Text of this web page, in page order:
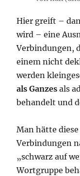
Hier greift –
wird – eine
Verbindungen,
einem nicht
werden
als Ganzes als
behandelt und
Man hätte
Verbindungen
„schwarz auf
Wortgruppe